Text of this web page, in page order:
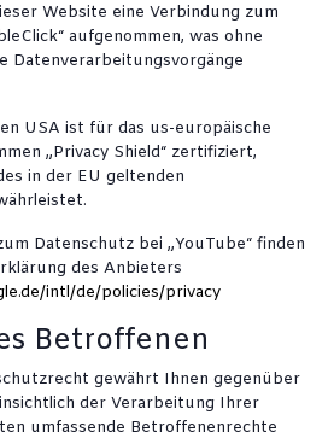
Website eine Verbindung zum
aufgenommen, was ohne
Datenverarbeitungsvorgänge
USA ist für das us-europäische
„Privacy Shield“ zertifiziert,
in der EU geltenden
Datenschutz bei „YouTube“ finden
des Anbieters
intl/de/policies/privacy
Betroffenen
gewährt Ihnen gegenüber
der Verarbeitung Ihrer
umfassende Betroffenenrechte